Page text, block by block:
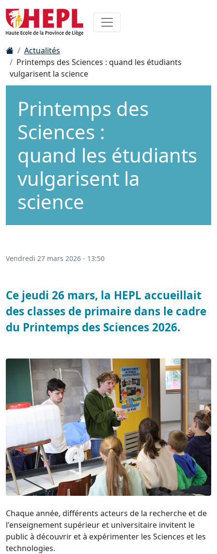
Actualités
Printemps des Sciences : quand les étudiants
vulgarisent la science
Printemps des
Sciences :
quand les étudiants
vulgarisent la
science
Vendredi 27 mars 2026 - 13:50
Ce jeudi 26 mars, la HEPL accueillait
des classes de primaire dans le cadre
du Printemps des Sciences 2026.
Chaque année, différents acteurs de la recherche et de
l'enseignement supérieur et universitaire invitent le
public à découvrir et à expérimenter les Sciences et les
technologies.